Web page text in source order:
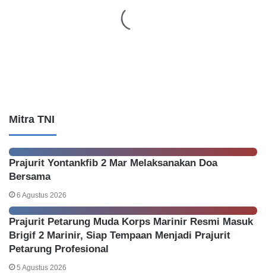
Mitra TNI
Prajurit Yontankfib 2 Mar Melaksanakan Doa
Bersama
6 Agustus 2026
Prajurit Petarung Muda Korps Marinir Resmi Masuk
Brigif 2 Marinir, Siap Tempaan Menjadi Prajurit
Petarung Profesional
5 Agustus 2026